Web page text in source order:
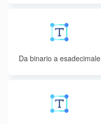
Da binario a esadecimale